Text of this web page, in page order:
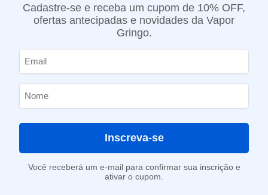
Cadastre-se e receba um cupom de 10% OFF,
ofertas antecipadas e novidades da Vapor
Gringo.
Inscreva-se
Você receberá um e-mail para confirmar sua inscrição e
ativar o cupom.